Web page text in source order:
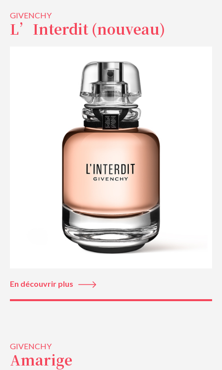
GIVENCHY
L’Interdit (nouveau)
En découvrir plus
GIVENCHY
Amarige